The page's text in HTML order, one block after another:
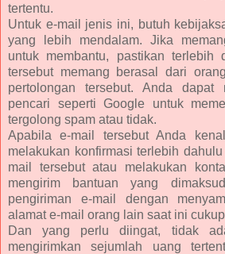
tertentu.
Untuk e-mail jenis ini, butuh
yang lebih mendalam. Jika
untuk membantu, pastikan terlebih
tersebut memang berasal dari
pertolongan tersebut. Anda dapat
pencari seperti Google untuk
tergolong spam atau tidak.
Apabila e-mail tersebut Anda
melakukan konfirmasi terlebih
mail tersebut atau melakukan
mengirim bantuan yang
pengiriman e-mail dengan
alamat e-mail orang lain saat ini
Dan yang perlu diingat, tidak
mengirimkan sejumlah uang